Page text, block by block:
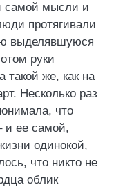
самой мысли и
протягивали
выделявшуюся
руки
такой же, как на
Несколько раз
что
и ее самой,
одинокой,
что никто не
облик